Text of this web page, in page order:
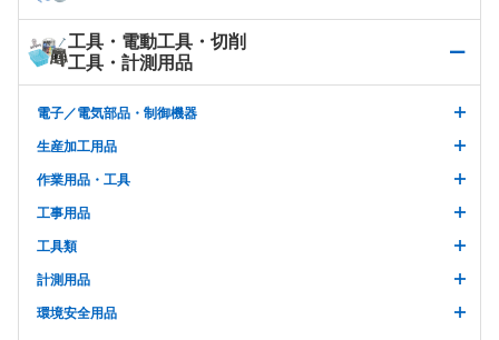
工具・電動工具・切削
工具・計測用品
電子／電気部品・制御機器
生産加工用品
作業用品・工具
工事用品
工具類
計測用品
環境安全用品